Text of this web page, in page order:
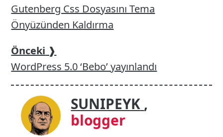
Gutenberg Css Dosyasını Tema
Önyüzünden Kaldırma
Önceki ❱
WordPress 5.0 ‘Bebo’ yayınlandı
SUNIPEYK ,
blogger